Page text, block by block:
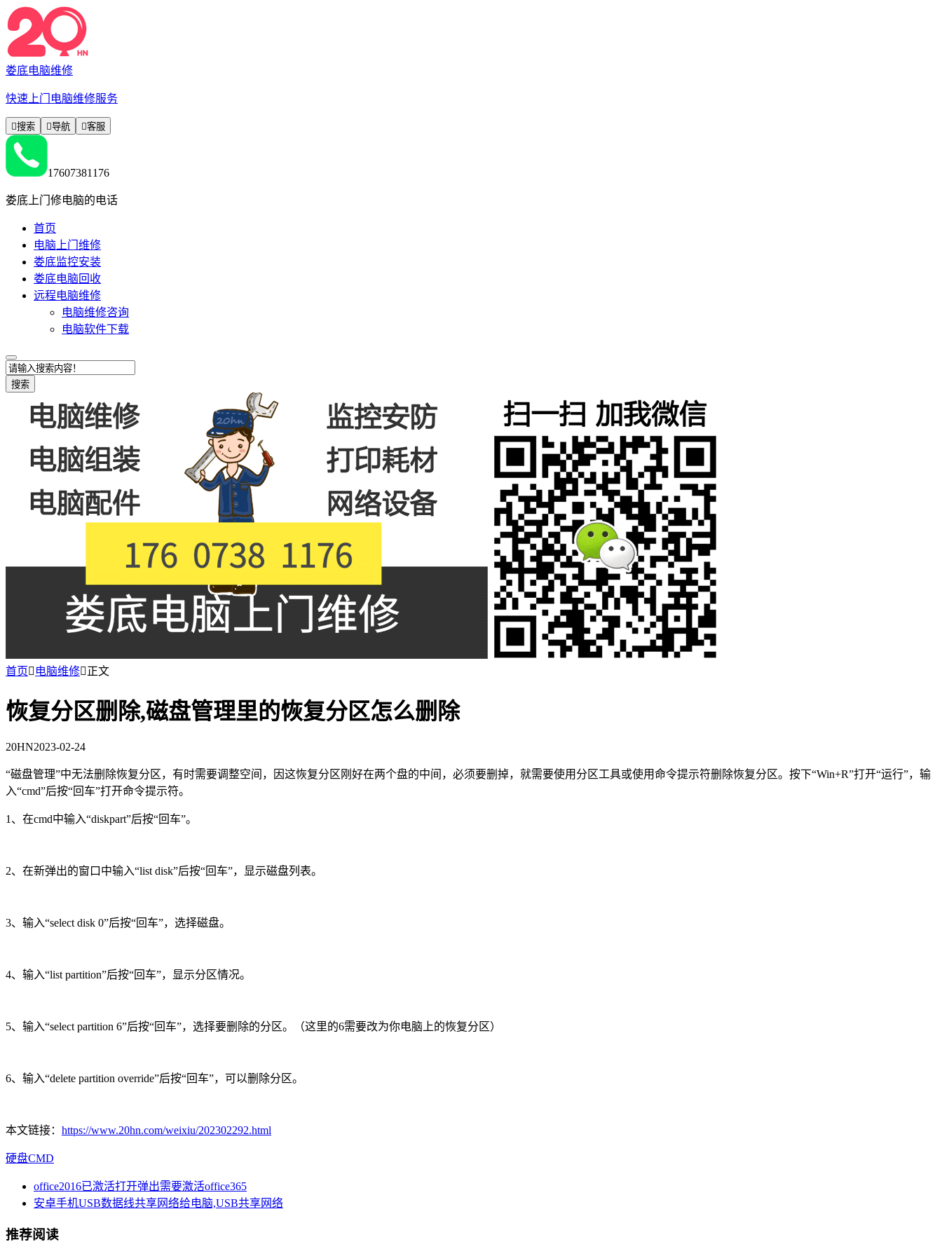
娄底电脑维修
快速上门电脑维修服务
搜索 导航 客服
17607381176
娄底上门修电脑的电话
首页
电脑上门维修
娄底监控安装
娄底电脑回收
远程电脑维修
电脑维修咨询
电脑软件下载
搜索
首页 电脑维修正文
恢复分区删除,磁盘管理里的恢复分区怎么删除
20HN2023-02-24
“磁盘管理”中无法删除恢复分区，有时需要调整空间，因这恢复分区刚好在两个盘的中间，必须要删掉，就需要使用分区工具或使用命令提示符删除恢复分区。按下“Win+R”打开“运行”，输
入“cmd”后按“回车”打开命令提示符。
1、在cmd中输入“diskpart”后按“回车”。
2、在新弹出的窗口中输入“list disk”后按“回车”，显示磁盘列表。
3、输入“select disk 0”后按“回车”，选择磁盘。
4、输入“list partition”后按“回车”，显示分区情况。
5、输入“select partition 6”后按“回车”，选择要删除的分区。（这里的6需要改为你电脑上的恢复分区）
6、输入“delete partition override”后按“回车”，可以删除分区。
本文链接： https://www.20hn.com/weixiu/202302292.html
硬盘CMD
office2016已激活打开弹出需要激活office365
安卓手机USB数据线共享网络给电脑,USB共享网络
推荐阅读